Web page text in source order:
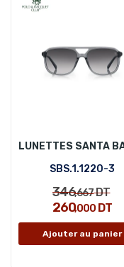
SBS.1.1220-3
346,667DT
260,000DT
Ajouter au panier